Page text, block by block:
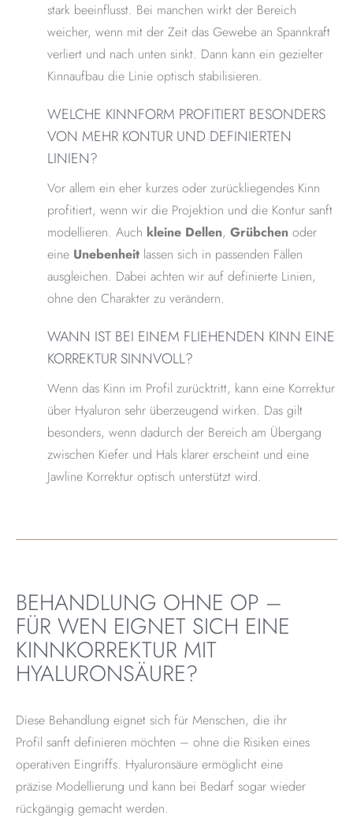
stark beeinflusst. Bei manchen wirkt der Bereich
weicher, wenn mit der Zeit das Gewebe an Spannkraft
verliert und nach unten sinkt. Dann kann ein gezielter
Kinnaufbau die Linie optisch stabilisieren.
WELCHE KINNFORM PROFITIERT BESONDERS
VON MEHR KONTUR UND DEFINIERTEN
LINIEN?
Vor allem ein eher kurzes oder zurückliegendes Kinn
profitiert, wenn wir die Projektion und die Kontur sanft
modellieren. Auch kleine Dellen, Grübchen oder
eine Unebenheit lassen sich in passenden Fällen
ausgleichen. Dabei achten wir auf definierte Linien,
ohne den Charakter zu verändern.
WANN IST BEI EINEM FLIEHENDEN KINN EINE
KORREKTUR SINNVOLL?
Wenn das Kinn im Profil zurücktritt, kann eine Korrektur
über Hyaluron sehr überzeugend wirken. Das gilt
besonders, wenn dadurch der Bereich am Übergang
zwischen Kiefer und Hals klarer erscheint und eine
Jawline Korrektur optisch unterstützt wird.
BEHANDLUNG OHNE OP –
FÜR WEN EIGNET SICH EINE
KINNKORREKTUR MIT
HYALURONSÄURE?
Diese Behandlung eignet sich für Menschen, die ihr
Profil sanft definieren möchten – ohne die Risiken eines
operativen Eingriffs. Hyaluronsäure ermöglicht eine
präzise Modellierung und kann bei Bedarf sogar wieder
rückgängig gemacht werden.